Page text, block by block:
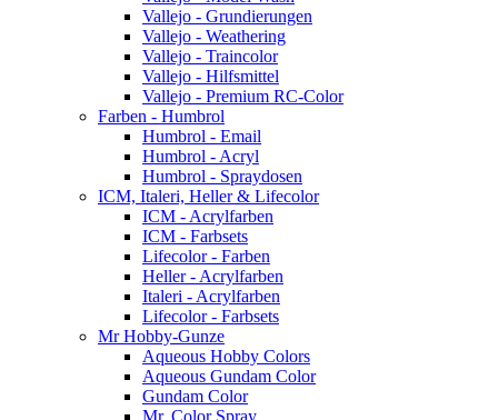
Vallejo - Grundierungen
Vallejo - Weathering
Vallejo - Traincolor
Vallejo - Hilfsmittel
Vallejo - Premium RC-Color
Farben - Humbrol
Humbrol - Email
Humbrol - Acryl
Humbrol - Spraydosen
ICM, Italeri, Heller & Lifecolor
ICM - Acrylfarben
ICM - Farbsets
Lifecolor - Farben
Heller - Acrylfarben
Italeri - Acrylfarben
Lifecolor - Farbsets
Mr Hobby-Gunze
Aqueous Hobby Colors
Aqueous Gundam Color
Gundam Color
Mr. Color Spray